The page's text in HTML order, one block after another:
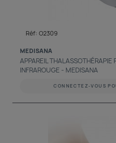
Réf: O2309
MEDISANA
APPAREIL THALASSOTHÉRAPIE
INFRAROUGE - MEDISANA
CONNECTEZ-VOUS